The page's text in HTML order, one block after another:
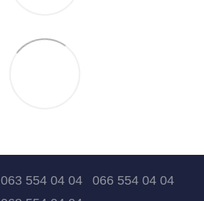
063 554 04 04
066 554 04 04